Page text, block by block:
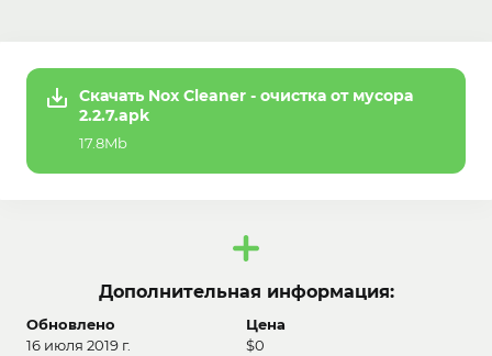
Скачать Nox Cleaner - очистка от мусора
2.2.7.apk
17.8Mb
Дополнительная информация:
Обновлено
16 июля 2019 г.
Цена
$0